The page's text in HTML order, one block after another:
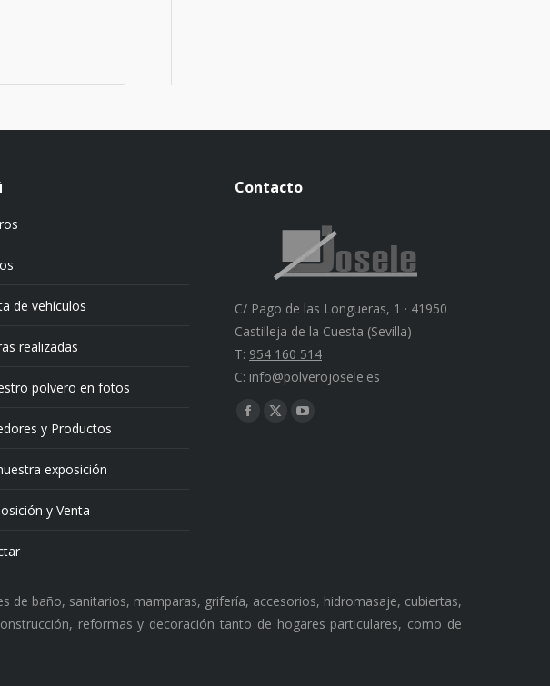
de vehículos
realizadas
polvero en fotos
y Productos
exposición
y Venta
Contacto
C/ Pago de las Longueras, 1 · 41950
Castilleja de la Cuesta (Sevilla)
T: 954 160 514
C: info@polverojosele.es
Find us on:
Facebook
X
YouTube
de baño, sanitarios, mamparas, grifería, accesorios, hidromasaje, cubiertas,
reformas y decoración tanto de hogares particulares, como de